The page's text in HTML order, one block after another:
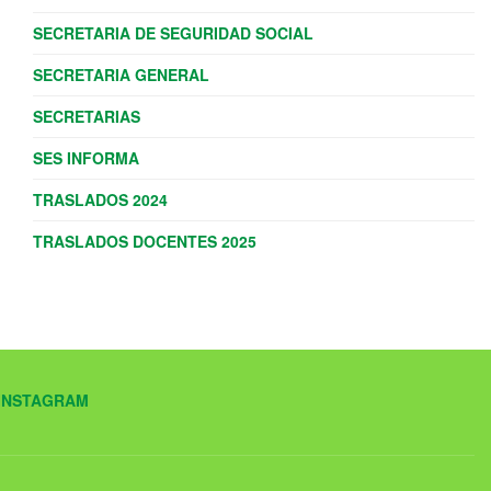
SECRETARIA DE SEGURIDAD SOCIAL
SECRETARIA GENERAL
SECRETARIAS
SES INFORMA
TRASLADOS 2024
TRASLADOS DOCENTES 2025